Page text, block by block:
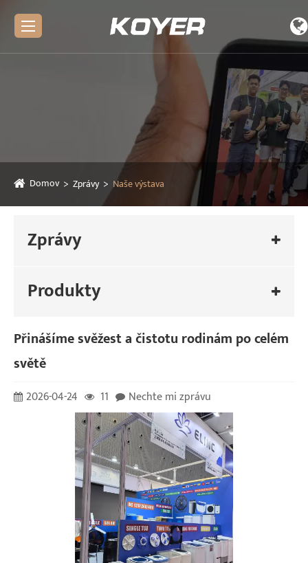
Domov Zprávy Naše výstava
Zprávy
Produkty
Přinášíme svěžest a čistotu rodinám po celém
světě
2026-04-24 11 Nechte mi zprávu